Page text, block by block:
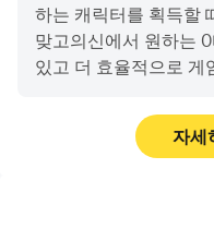
하는 캐릭터를 획득할
맞고의신에서 원하는
있고 더 효율적으로 게
자세